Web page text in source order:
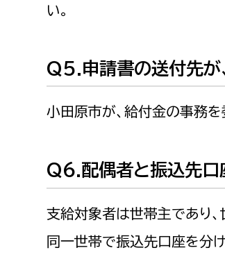
い。
Q5.申請書の送付先が
小田原市が、給付金の事務
Q6.配偶者と振込先口
支給対象者は世帯主であり、
同一世帯で振込先口座を分